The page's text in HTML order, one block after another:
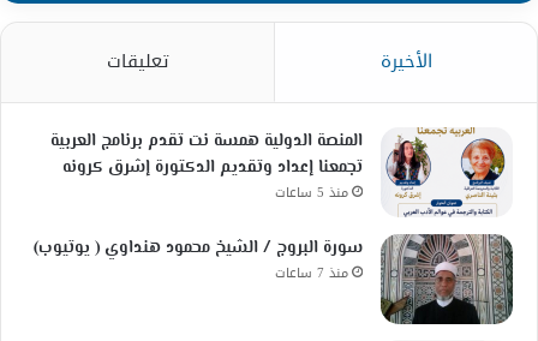
الأخيرة تعليقات
المنصة الدولية همسة نت تقدم برنامج العربية
تجمعنا إعداد وتقديم الدكتورة إشرق كرونه
منذ 5 ساعات
سورة البروج / الشيخ محمود هنداوي ( يوتيوب)
منذ 7 ساعات